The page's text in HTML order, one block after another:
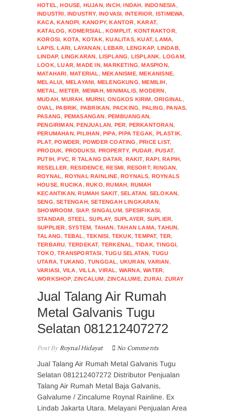
HOTEL,HOUSE, HUJAN,INCH,INDAH, INDONESIA,
INDUSTRI,INDUSTRY,INOVASI, INTERIOR, ISTIMEWA,
KACA,KANOPI, KANOPY,KANTOR,KARAT,
KATALOG, KOMERSIAL ,KOMPLIT, KONTRAKTOR,
KOROSI, KOTA, KOTAK,KUALITAS,KUAT,LAMA,
LAPIS,LARI, LAYANAN,LEBAR, LENGKAP, LINDAB,
LINDAP, LINGKARAN, LISPLANG, LISPLANK, LOGAM,
LOOK,LUAR,MADE IN,MARKETING,MASPION,
MATAHARI,MATERIAL ,MEKANISME,MEKANISNE,
MELALUI, MELAYANI, MELENGKUNG,MEMILIH,
METAL,METER, MEWAH,MINIMALIS,MODERN,
MUDAH,MURAH, MURNI,ONGKOS KIRIM,ORIGINAL ,
OVAL,PABRIK, PABRIKAN, PACKING, PALING,PANAS,
PASANG, PEMASANGAN,PEMBUANGAN,
PENGIRIMAN,PENJUALAN, PER, PERKANTORAN,
PERUMAHAN,PILIHAN,PIPA,PIPA TEGAK, PLASTIK,
PLAT,POWDER, POWDER COATING ,PRICE LIST,
PRODUK, PRODUKSI, PROPERTY, PUDAR,PUSAT,
PUTIH,PVC,R TALANG DATAR, RAKIT,RAPI,RAPIH,
RESELLER,RESIDENCE,RESMI, RESORT,RINGAN,
ROYNAL, ROYNAL RAINLINE,ROYNALS, ROYNALS
HOUSE,RUCIKA,RUKO,RUMAH, RUMAH
KECANTIKAN,RUMAH SAKIT,SELATAN, SELOKAN,
SENG,SETENGAH,SETENGAH LINGKARAN,
SHOWROOM,SIAP,SINGALUM,SPESIFIKASI,
STANDAR, STEEL,SUPLAY, SUPLAYER, SUPLIER,
SUPPLIER,SYSTEM, TAHAN,TAHAN LAMA,TAHUN,
TALANG, TEBAL ,TEKNISI, TEKUK,TEMPAT, TER,
TERBARU, TERDEKAT, TERKENAL, TIDAK,TINGGI,
TOKO,TRANSPORTASI,TUGU SELATAN, TUGU
UTARA,TUKANG ,TUNGGAL, UKURAN,VARIAN,
VARIASI, VILA,VILLA,VIRAL, WARNA,WATER,
WORKSHOP,ZINCALUM,ZINCALUME,ZURAI, ZURAY
Jual Talang Air Rumah
Metal Galvanis Tugu
Selatan 081212407272
Post ByRoynal Hidayat No Comments
Jual Talang Air Rumah Metal Galvanis Tugu
Selatan 081212407272 Distributor Penjualan
Talang Air Rumah Metal Baja Galvanis,
Galvalume / Zincalume Roynal Rainline. Ex
Lindab Jakarta Utara. Melayani Penjualan Area